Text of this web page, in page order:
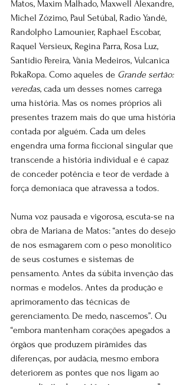
Matos, Maxim Malhado, Maxwell Alexandre,
Michel Zózimo, Paul Setúbal, Radio Yandê,
Randolpho Lamounier, Raphael Escobar,
Raquel Versieux, Regina Parra, Rosa Luz,
Santídio Pereira, Vânia Medeiros, Vulcanica
PokaRopa. Como aqueles de Grande sertão:
veredas, cada um desses nomes carrega
uma história. Mas os nomes próprios ali
presentes trazem mais do que uma história
contada por alguém. Cada um deles
engendra uma forma ficcional singular que
transcende a história individual e é capaz
de conceder potência e teor de verdade à
força demoníaca que atravessa a todos.
Numa voz pausada e vigorosa, escuta-se na
obra de Mariana de Matos: “antes do desejo
de nos esmagarem com o peso monolítico
de seus costumes e sistemas de
pensamento. Antes da súbita invenção das
normas e modelos. Antes da produção e
aprimoramento das técnicas de
gerenciamento. De medo, nascemos”. Ou
“embora mantenham corações apegados a
órgãos que produzem pirâmides das
diferenças, por audácia, mesmo embora
deteriorem as pontes que nos ligam ao